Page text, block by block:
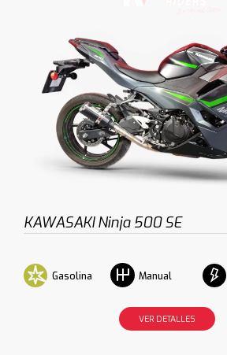
KAWASAKI Ninja 500 SE
Gasolina Manual
VER DETALLES